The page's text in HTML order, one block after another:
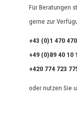
Für Beratungen
gerne zur
+43 (0)1 470
+49 (0)89 40 10
+420 774 723
oder nutzen Sie